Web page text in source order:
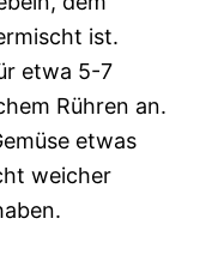
ist.
etwa 5-7
Rühren an.
etwas
weicher